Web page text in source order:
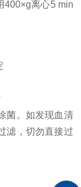
400×g离心5 min
菌。如发现血清
滤，切勿直接过